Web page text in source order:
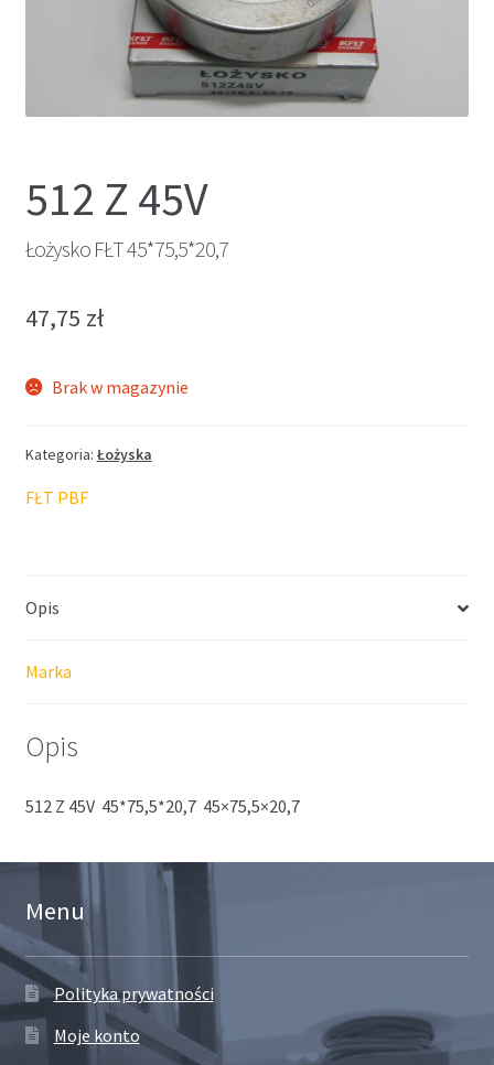
512 Z 45V
Łożysko FŁT 45*75,5*20,7
47,75 zł
Brak w magazynie
Kategoria: Łożyska
FŁT PBF
Opis
Marka
Opis
512 Z 45V 45*75,5*20,7 45×75,5×20,7
Menu
Polityka prywatności
Moje konto